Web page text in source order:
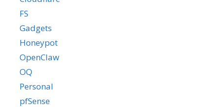
FS
Gadgets
Honeypot
OpenClaw
OQ
Personal
pfSense